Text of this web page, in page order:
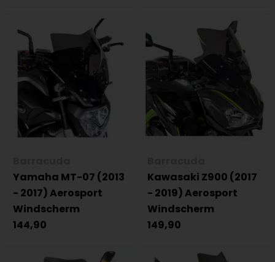
Yamaha MT-07 (2013
- 2017) Aerosport
Windscherm
144,90
Kawasaki Z900 (2017
- 2019) Aerosport
Windscherm
149,90